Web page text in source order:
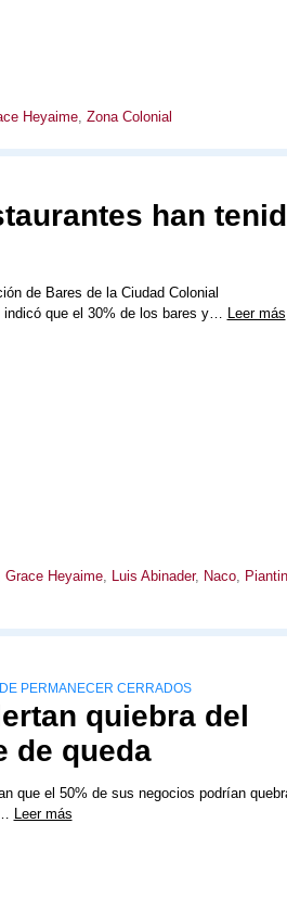
Heyaime, Zona Colonial
han
de Bares de la Ciudad Colonial
indicó que el 30% de los bares y… Leer más
Grace Heyaime, Luis Abinader, Naco,
PERMANECER CERRADOS
quiebra del
de queda
que el 50% de sus negocios podrían
Leer más